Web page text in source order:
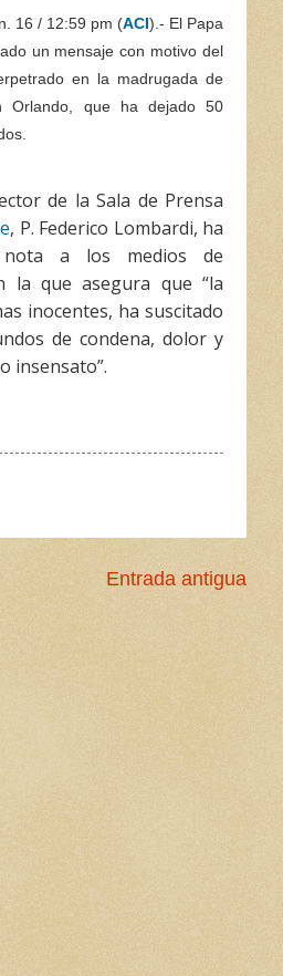
16 / 12:59 pm (ACI ).- El Papa
un mensaje con motivo del
en la madrugada de
Orlando, que ha dejado 50
de la Sala de Prensa
, P. Federico Lombardi, ha
nota a los medios de
la que asegura que “la
inocentes, ha suscitado
de condena, dolor y
insensato”.
Entrada antigua